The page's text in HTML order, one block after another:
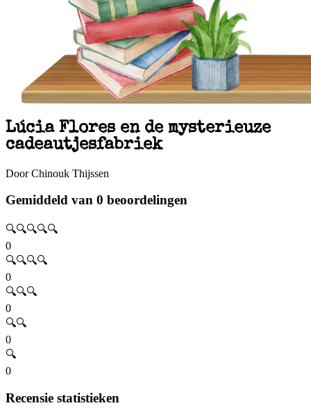
Lúcia Flores en de mysterieuze
cadeautjesfabriek
Door Chinouk Thijssen
Gemiddeld van 0 beoordelingen
🔍🔍🔍🔍🔍
0
🔍🔍🔍🔍
0
🔍🔍🔍
0
🔍🔍
0
🔍
0
Recensie statistieken